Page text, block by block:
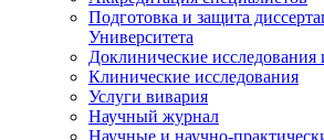
Подготовка и защита
Университета
Доклинические
Клинические исследования
Услуги вивария
Научный журнал
Научные и научно-